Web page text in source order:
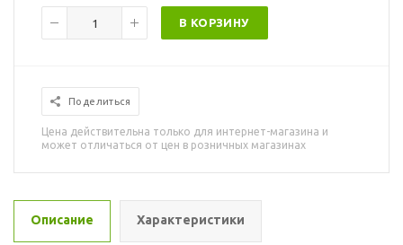
В КОРЗИНУ
Поделиться
Цена действительна только для интернет-магазина и
может отличаться от цен в розничных магазинах
Описание Характеристики